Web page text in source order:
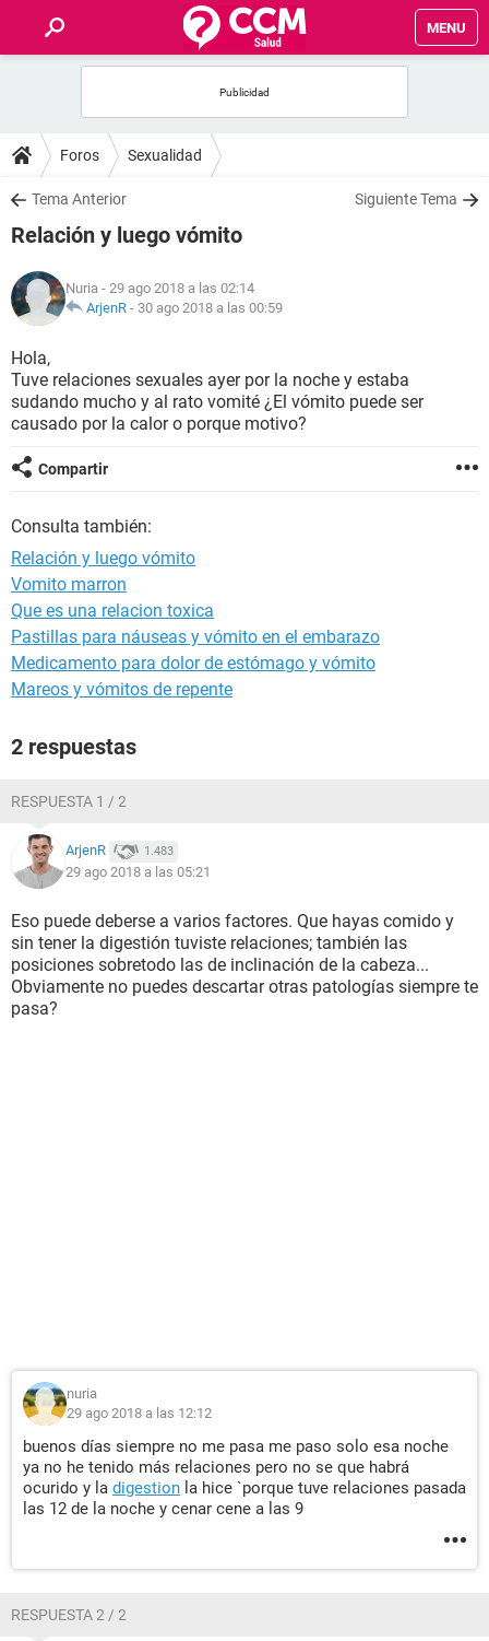
MENU
FOROS
SALUD
NUTRICIÓN
BIENESTAR
SEXUALIDAD
GLOSARIO
Foros Sexualidad
Tema Anterior Siguiente Tema
Relación y luego vómito
Nuria - 29 ago 2018 a las 02:14
ArjenR - 30 ago 2018 a las 00:59
Hola,
Tuve relaciones sexuales ayer por la noche y estaba
sudando mucho y al rato vomité ¿El vómito puede ser
causado por la calor o porque motivo?
Compartir
Consulta también:
Relación y luego vómito
Vomito marron
Que es una relacion toxica
Pastillas para náuseas y vómito en el embarazo
Medicamento para dolor de estómago y vómito
Mareos y vómitos de repente
2 respuestas
RESPUESTA 1 / 2
ArjenR 1.483
29 ago 2018 a las 05:21
Eso puede deberse a varios factores. Que hayas comido y
sin tener la digestión tuviste relaciones; también las
posiciones sobretodo las de inclinación de la cabeza...
Obviamente no puedes descartar otras patologías siempre te
pasa?
nuria
29 ago 2018 a las 12:12
buenos días siempre no me pasa me paso solo esa noche
ya no he tenido más relaciones pero no se que habrá
ocurido y la digestion la hice `porque tuve relaciones pasada
las 12 de la noche y cenar cene a las 9
RESPUESTA 2 / 2